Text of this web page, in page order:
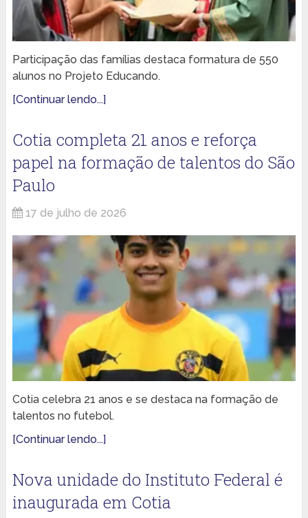
Participação das famílias destaca formatura de 550
alunos no Projeto Educando.
[Continuar lendo...]
Cotia completa 21 anos e reforça
papel na formação de talentos do São
Paulo
17 de julho de 2026
Cotia celebra 21 anos e se destaca na formação de
talentos no futebol.
[Continuar lendo...]
Nova unidade do Instituto Federal é
inaugurada em Cotia